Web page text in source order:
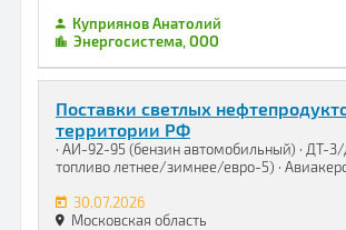
Куприянов Анатолий
Энергосистема, ООО
Поставки светлых
территории РФ
· АИ-92-95 (бензин автомобильный) · ДТ-
топливо летнее/зимнее/евро-5) ·
30.07.2026
Московская область